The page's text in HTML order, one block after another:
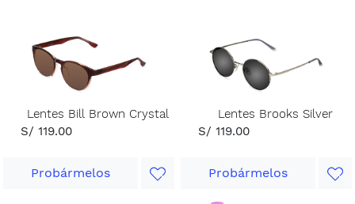
Lentes Bill Brown Crystal
S/ 119.00
Probármelos
Lentes Brooks Silver
S/ 119.00
Probármelos